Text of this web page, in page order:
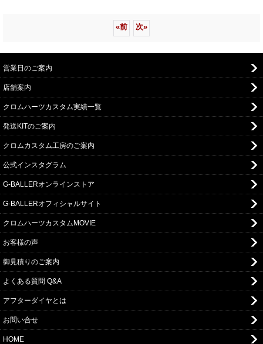
«前 次»
営業日のご案内
店舗案内
クロムハーツカスタム実績一覧
発送KITのご案内
クロムカスタム工房のご案内
公式インスタグラム
G-BALLERオンラインストア
G-BALLERオフィシャルサイト
クロムハーツカスタムMOVIE
お客様の声
御見積りのご案内
よくある質問 Q&A
アフターダイヤとは
お問い合せ
HOME